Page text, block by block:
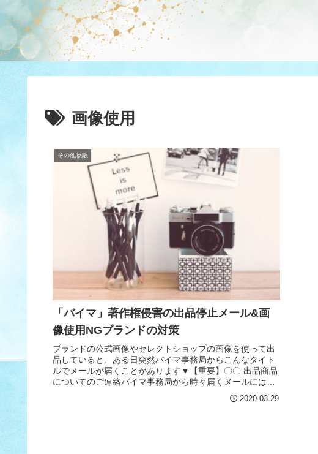
画像使用
その他物販
「バイマ」著作権侵害の出品停止メール&画
像使用NGブランドの対策
ブランドの公式画像やセレクトショップの画像を使って出
品していると、ある日突然バイマ事務局からこんなタイト
ルでメールが届くことがあります▼【重要】〇〇 出品商品
についてのご連絡バイマ事務局から時々届くメールには、
2020.03.29